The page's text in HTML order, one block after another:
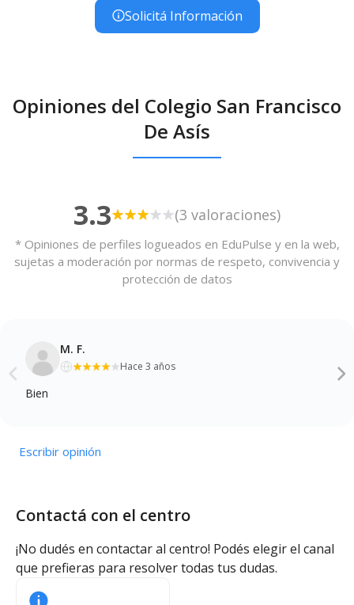
Solicitá Información
Opiniones del Colegio San Francisco
De Asís
3.3 (3 valoraciones)
* Opiniones de perfiles logueados en EduPulse y en la web,
sujetas a moderación por normas de respeto, convivencia y
protección de datos
M. F.
Hace 3 años
Bien
Escribir opinión
Contactá con el centro
¡No dudés en contactar al centro! Podés elegir el canal
que prefieras para resolver todas tus dudas.